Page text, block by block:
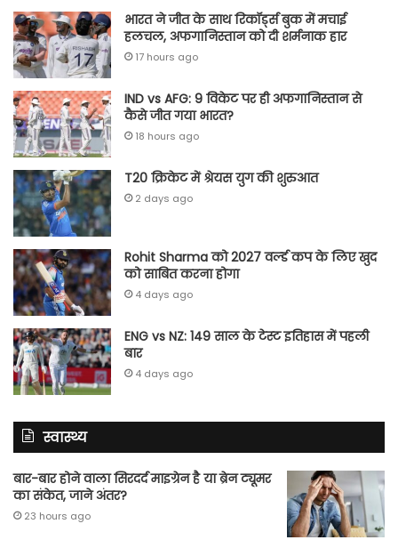
भारत ने जीत के साथ रिकॉर्ड्स बुक में मचाई
हलचल, अफगानिस्तान को दी शर्मनाक हार
17 hours ago
IND vs AFG: 9 विकेट पर ही अफगानिस्तान से
कैसे जीत गया भारत?
18 hours ago
T20 क्रिकेट में श्रेयस युग की शुरुआत
2 days ago
Rohit Sharma को 2027 वर्ल्‍ड कप के लिए खुद
को साबित करना होगा
4 days ago
ENG vs NZ: 149 साल के टेस्‍ट इतिहास में पहली
बार
4 days ago
स्वास्थ्य
बार-बार होने वाला सिरदर्द माइग्रेन है या ब्रेन ट्यूमर
का संकेत, जाने अंतर?
23 hours ago